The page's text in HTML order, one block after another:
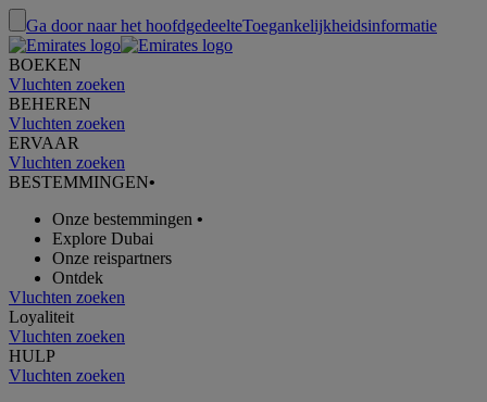
Ga door naar het hoofdgedeelteToegankelijkheidsinformatie
BOEKEN
Vluchten zoeken
BEHEREN
Vluchten zoeken
ERVAAR
Vluchten zoeken
BESTEMMINGEN•
Onze bestemmingen •
Explore Dubai
Onze reispartners
Ontdek
Vluchten zoeken
Loyaliteit
Vluchten zoeken
HULP
Vluchten zoeken